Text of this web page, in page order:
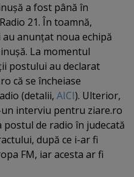
a fost până în
21. În toamnă,
anunţat noua echipă
La momentul
postului au declarat
că se încheiase
(detalii, AICI). Ulterior,
interviu pentru ziare.ro
postul de radio în judecată
după ce i-ar fi
FM, iar acesta ar fi